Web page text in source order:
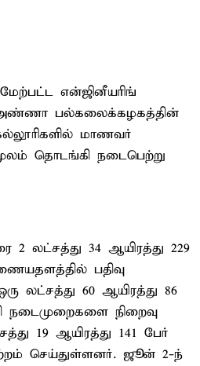
என்ஜினீயரிங்
பல்கலைக்கழகத்தின்
மாணவர்
தொடங்கி நடைபெற்று
2 லட்சத்து 34 ஆயிரத்து 229
பதிவு
லட்சத்து 60 ஆயிரத்து 86
நடைமுறைகளை நிறைவு
19 ஆயிரத்து 141 பேர்
செய்துள்ளனர். ஜூன் 2-ந்